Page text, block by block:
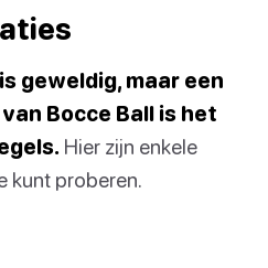
geweldig, maar een
Bocce Ball is het
Hier zijn enkele
kunt proberen.